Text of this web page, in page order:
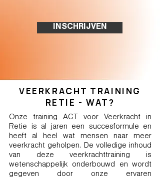
INSCHRIJVEN
VEERKRACHT TRAINING
RETIE - WAT?
Onze training ACT voor Veerkracht in
Retie is al jaren een succesformule en
heeft al heel wat mensen naar meer
veerkracht geholpen. De volledige inhoud
van deze veerkrachttraining is
wetenschappelijk onderbouwd en wordt
gegeven door onze ervaren